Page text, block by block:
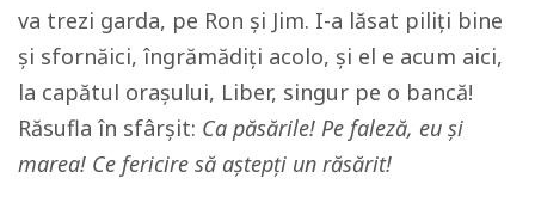
va trezi garda, pe Ron și Jim. I-a lăsat piliți bine
și sfornăici, îngrămădiți acolo, și el e acum aici,
la capătul orașului, Liber, singur pe o bancă!
Răsufla în sfârșit: Ca păsările! Pe faleză, eu și
marea! Ce fericire să aștepți un răsărit!